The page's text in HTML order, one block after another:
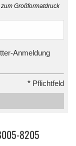
Großformatdruck
Anmeldung
* Pflichtfeld
8205